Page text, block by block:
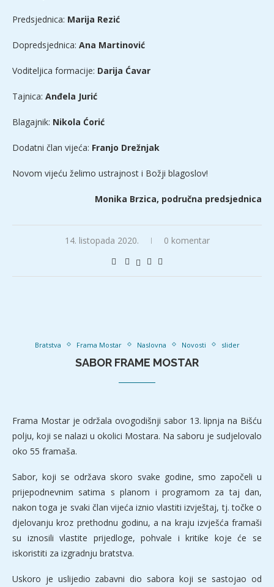
Predsjednica: Marija Rezić
Dopredsjednica: Ana Martinović
Voditeljica formacije: Darija Ćavar
Tajnica: Anđela Jurić
Blagajnik: Nikola Ćorić
Dodatni član vijeća: Franjo Drežnjak
Novom vijeću želimo ustrajnost i Božji blagoslov!
Monika Brzica, područna predsjednica
14. listopada 2020. 0 komentar
Bratstva Frama Mostar Naslovna Novosti slider
SABOR FRAME MOSTAR
Frama Mostar je održala ovogodišnji sabor 13. lipnja na Bišću
polju, koji se nalazi u okolici Mostara. Na saboru je sudjelovalo
oko 55 framaša.
Sabor, koji se održava skoro svake godine, smo započeli u
prijepodnevnim satima s planom i programom za taj dan,
nakon toga je svaki član vijeća iznio vlastiti izvještaj, tj. točke o
djelovanju kroz prethodnu godinu, a na kraju izvješća framaši
su iznosili vlastite prijedloge, pohvale i kritike koje će se
iskoristiti za izgradnju bratstva.
Uskoro je uslijedio zabavni dio sabora koji se sastojao od